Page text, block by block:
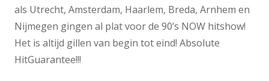
als Utrecht, Amsterdam, Haarlem, Breda, Arnhem en
Nijmegen gingen al plat voor de 90’s NOW hitshow!
Het is altijd gillen van begin tot eind! Absolute
HitGuarantee!!!